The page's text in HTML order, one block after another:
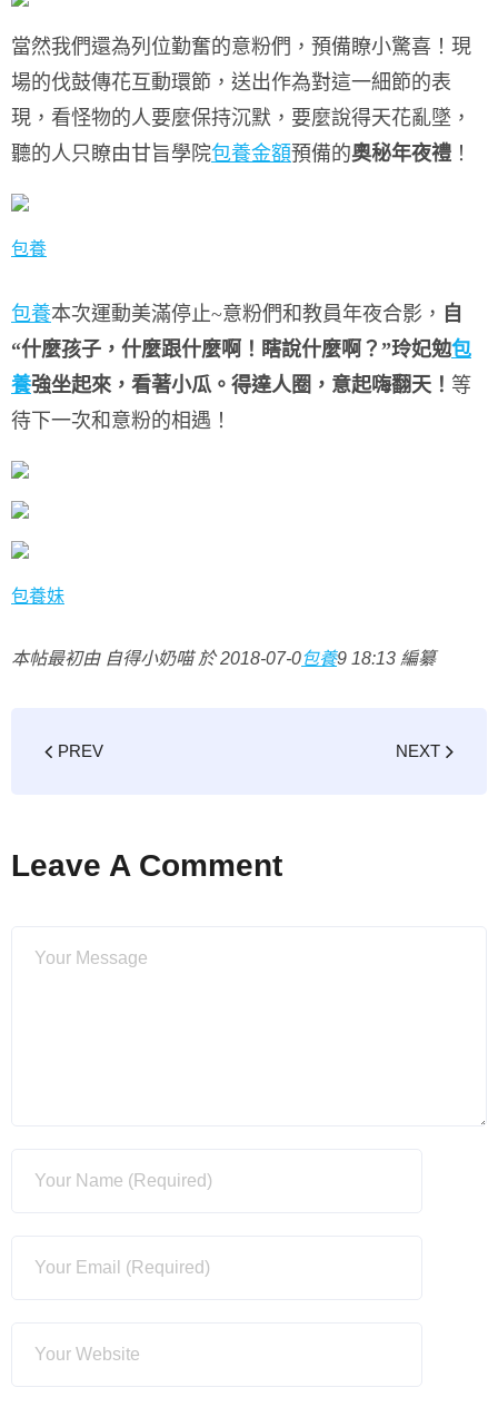
當然我們還為列位勤奮的意粉們， 預備瞭小驚喜！ 現
場的伐鼓傳花互動環節， 送出作為對這一細節的表
現，看怪物的人要麼保持沉默，要麼說得天花亂墜，
聽的人只瞭由甘旨學院包養金額預備的奧秘年夜禮 ！
包養
包養本次運動美滿停止~意粉們和教員年夜合影， 自
“什麼孩子，什麼跟什麼啊！瞎說什麼啊？”玲妃勉包
養強坐起來，看著小瓜。得達人圈，意起嗨翻天！ 等
待下一次和意粉的相遇！
包養妹
本帖最初由 自得小奶喵 於 2018-07-0包養9 18:13 編纂
PREV NEXT
Leave A Comment